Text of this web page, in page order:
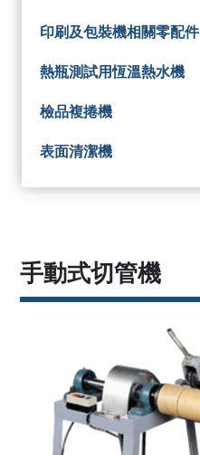
印刷及包裝機相關零配件
熱瓶測試用恆溫熱水機
檢品複捲機
表面清潔機
手動式切管機